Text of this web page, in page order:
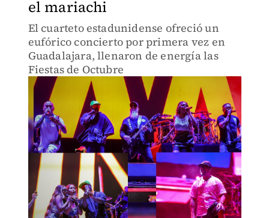
el mariachi
El cuarteto estadunidense ofreció un
eufórico concierto por primera vez en
Guadalajara, llenaron de energía las
Fiestas de Octubre